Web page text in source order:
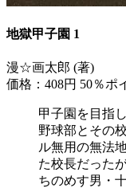
地獄甲子園 1
漫☆画太郎 (著)
価格：408円 50％ポ
甲子園を目指
野球部とその
ル無用の無法
た校長だった
ちのめす男・